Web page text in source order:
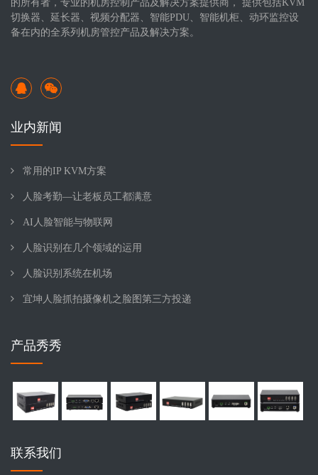
的所有者，专业的机房控制产品及解决方案提供商， 提供包括KVM
切换器、延长器、视频分配器、智能PDU、智能机柜、动环监控设
备在内的全系列机房管控产品及解决方案。
业内新闻
常用的IP KVM方案
人脸考勤—让老板员工都满意
AI人脸智能与物联网
人脸识别在几个领域的运用
人脸识别系统在机场
宜坤人脸抓拍摄像机之脸图第三方投递
产品秀秀
联系我们